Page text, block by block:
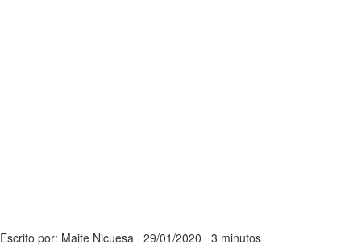
Escrito por: Maite Nicuesa 29/01/2020 3 minutos